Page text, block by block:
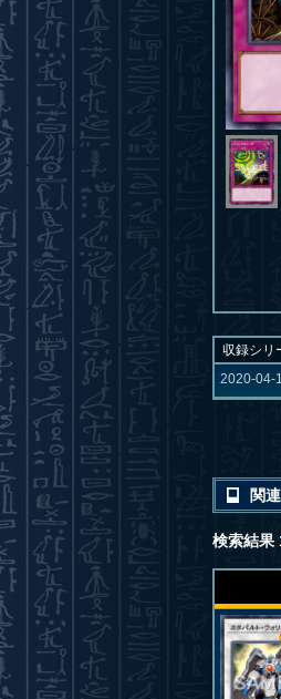
収録シリ
2020-04-
関
検索結果